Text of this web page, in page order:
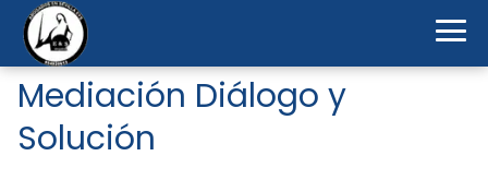
Mediación Diálogo y
Solución